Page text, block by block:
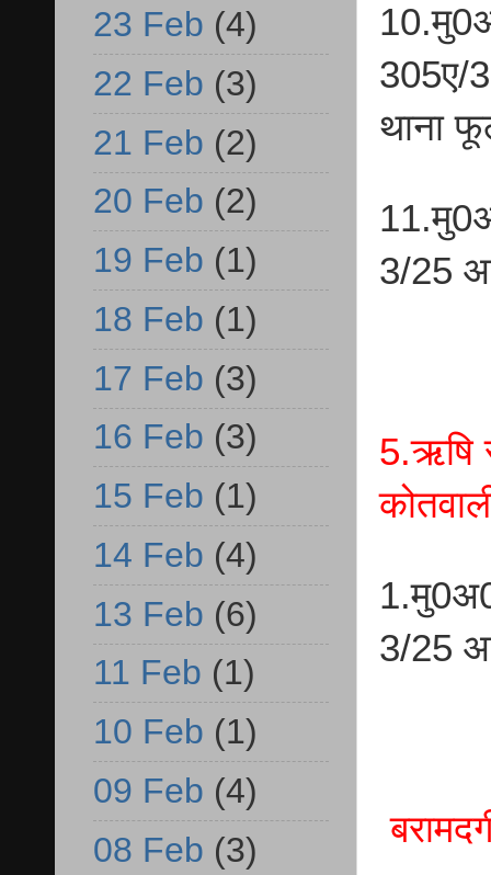
305ए/
थाना
3/25
5.ऋषि
3/25
23 Feb (4)
22 Feb (3)
21 Feb (2)
20 Feb (2)
19 Feb (1)
18 Feb (1)
17 Feb (3)
16 Feb (3)
15 Feb (1)
14 Feb (4)
13 Feb (6)
11 Feb (1)
10 Feb (1)
09 Feb (4)
08 Feb (3)